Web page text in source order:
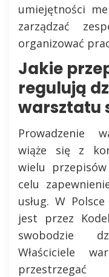
umiejętności
zarządzać
organizować
Jakie
regulują
warsztatu
Prowadzenie
wiąże się z
wielu
celu
usług. W
jest przez
swobodzie
Właściciele
przestrzegać